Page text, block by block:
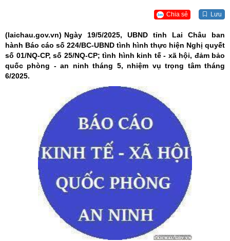
Chia sẻ Lưu
(laichau.gov.vn) Ngày 19/5/2025, UBND tỉnh Lai Châu ban
hành Báo cáo số 224/BC-UBND tình hình thực hiện Nghị quyết
số 01/NQ-CP, số 25/NQ-CP; tình hình kinh tế - xã hội, đảm bảo
quốc phòng - an ninh tháng 5, nhiệm vụ trọng tâm tháng
6/2025.